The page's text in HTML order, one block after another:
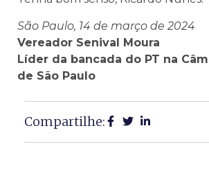
São Paulo, 14 de março de 2024
Vereador Senival Moura
Líder da bancada do PT na
de São Paulo
Compartilhe: